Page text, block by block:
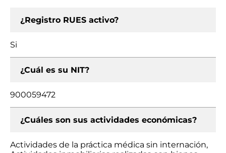
¿Registro RUES activo?
Si
¿Cuál es su NIT?
900059472
¿Cuáles son sus actividades económicas?
Actividades de la práctica médica sin internación,